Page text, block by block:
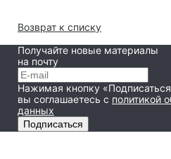
Возврат к списку
Получайте новые материалы
на почту
Нажимая кнопку
вы соглашаетесь с политикой
данных
Подписаться